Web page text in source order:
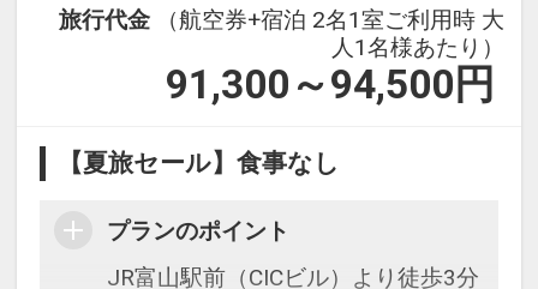
旅行代金
（航空券+宿泊 2名1室ご利用時 大
人1名様あたり）
91,300～94,500 円
【夏旅セール】食事なし
プランのポイント
JR富山駅前（CICビル）より徒歩3分